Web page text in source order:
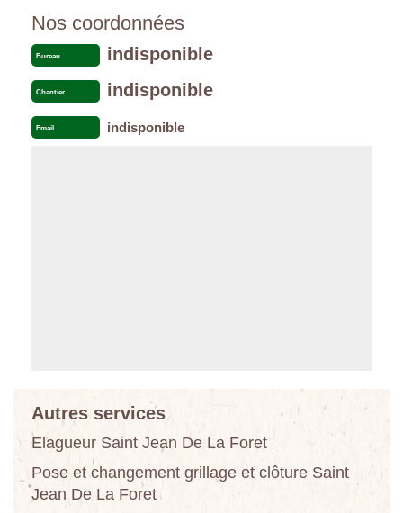
Nos coordonnées
Bureau indisponible
Chantier indisponible
Email indisponible
Autres services
Elagueur Saint Jean De La Foret
Pose et changement grillage et clôture Saint
Jean De La Foret